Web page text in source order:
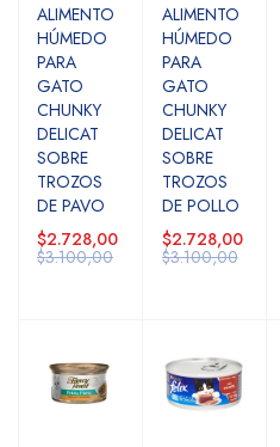
ALIMENTO
HÚMEDO
PARA
GATO
CHUNKY
DELICAT
SOBRE
TROZOS
DE PAVO
$2.728,00
$3.100,00
ALIMENTO
HÚMEDO
PARA
GATO
CHUNKY
DELICAT
SOBRE
TROZOS
DE POLLO
$2.728,00
$3.100,00